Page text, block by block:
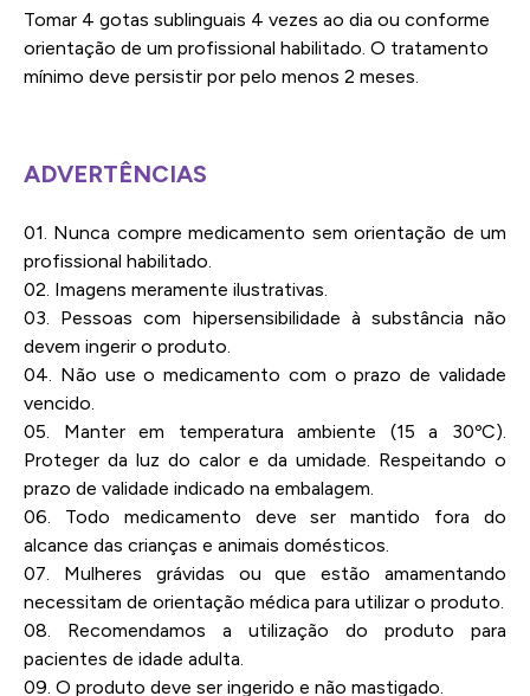
Tomar 4 gotas sublinguais 4 vezes ao dia ou conforme
orientação de um profissional habilitado. O tratamento
mínimo deve persistir por pelo menos 2 meses.
ADVERTÊNCIAS
01. Nunca compre medicamento sem orientação de um
profissional habilitado.
02. Imagens meramente ilustrativas.
03. Pessoas com hipersensibilidade à substância não
devem ingerir o produto.
04. Não use o medicamento com o prazo de validade
vencido.
05. Manter em temperatura ambiente (15 a 30ºC).
Proteger da luz do calor e da umidade. Respeitando o
prazo de validade indicado na embalagem.
06. Todo medicamento deve ser mantido fora do
alcance das crianças e animais domésticos.
07. Mulheres grávidas ou que estão amamentando
necessitam de orientação médica para utilizar o produto.
08. Recomendamos a utilização do produto para
pacientes de idade adulta.
09. O produto deve ser ingerido e não mastigado.